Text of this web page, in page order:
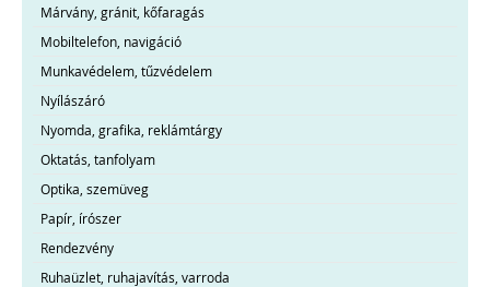
Márvány, gránit, kőfaragás
Mobiltelefon, navigáció
Munkavédelem, tűzvédelem
Nyílászáró
Nyomda, grafika, reklámtárgy
Oktatás, tanfolyam
Optika, szemüveg
Papír, írószer
Rendezvény
Ruhaüzlet, ruhajavítás, varroda